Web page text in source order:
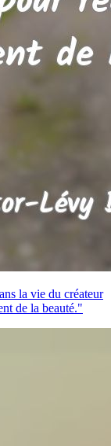
la vie du créateur
de la beauté."